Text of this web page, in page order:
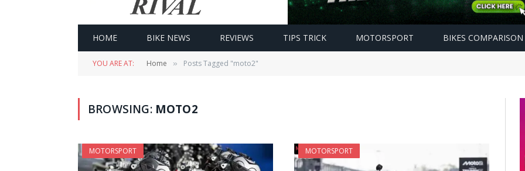
HOME BIKE NEWS REVIEWS TIPS TRICK MOTORSPORT BIKES COMPARISON
YOU ARE AT: Home » Posts Tagged "moto2"
BROWSING: MOTO2
MOTORSPORT MOTORSPORT